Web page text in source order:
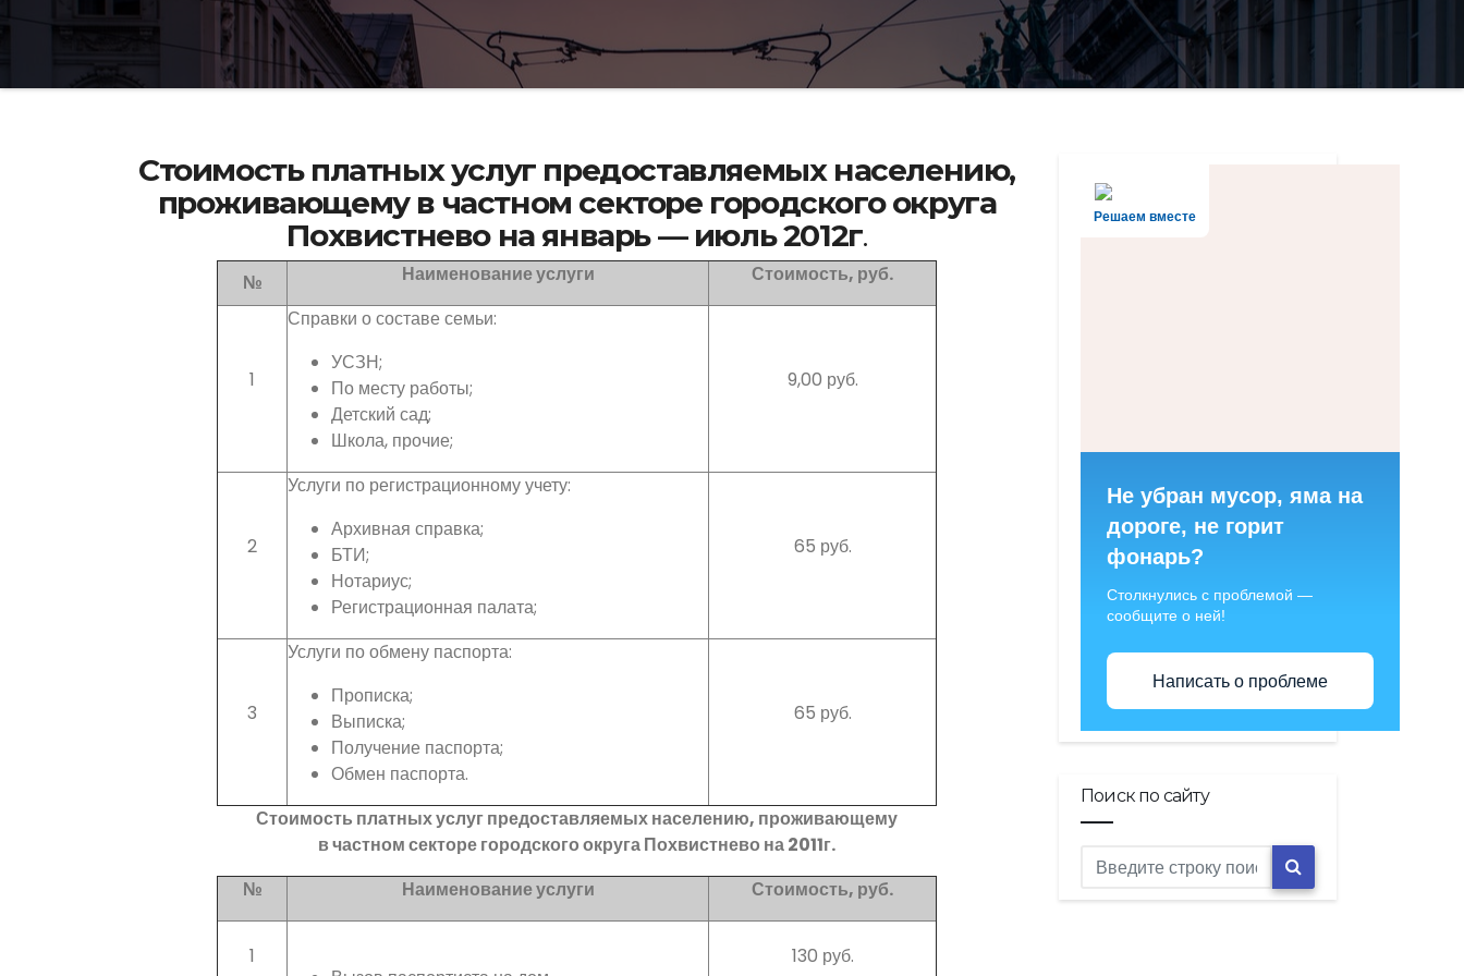
Стоимость платных услуг предоставляемых населению,
проживающему в частном секторе городского округа
Похвистнево на январь — июль 2012г.
№ Наименование услуги Стоимость, руб.
1
Справки о составе семьи:
УСЗН;
По месту работы;
Детский сад;
Школа, прочие;
9,00 руб.
2
Услуги по регистрационному учету:
Архивная справка;
БТИ;
Нотариус;
Регистрационная палата;
65 руб.
3
Услуги по обмену паспорта:
Прописка;
Выписка;
Получение паспорта;
Обмен паспорта.
65 руб.
Стоимость платных услуг предоставляемых населению, проживающему
в частном секторе городского округа Похвистнево на 2011г.
№
Наименование услуги Стоимость, руб.
1
130 руб.
Решаем вместе
Не убран мусор, яма на
дороге, не горит
фонарь?
Столкнулись с проблемой —
сообщите о ней!
Написать о проблеме
Поиск по сайту